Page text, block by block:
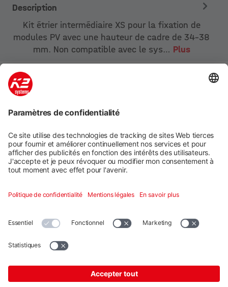
Description
Kit étrier intermédiaire XS pour la fixation de
modules PV avec une hauteur de cadre de 34-38
mm. Non compatible avec le sys… Plus
Systèmes de montage
Services numériques
Contact
Additional
K2 Systems GmbH · Haldenstraße 1 · 71272 Renningen ·